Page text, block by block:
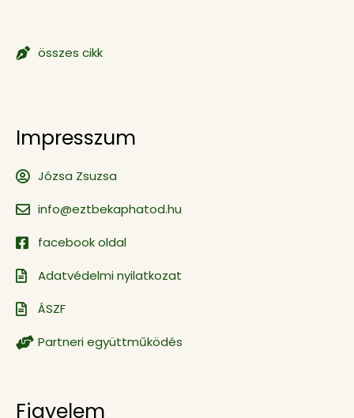
összes cikk
Impresszum
Józsa Zsuzsa
info@eztbekaphatod.hu
facebook oldal
Adatvédelmi nyilatkozat
ÁSZF
Partneri együttműködés
Figyelem